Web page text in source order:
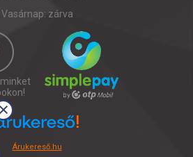
Vasárnap: zárva
Árukereső.hu